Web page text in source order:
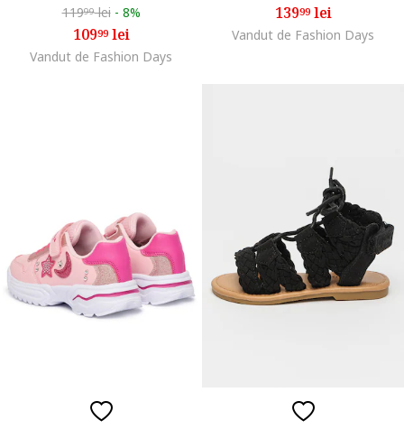
11999lei - 8%
10999lei
Vandut de Fashion Days
13999lei
Vandut de Fashion Days